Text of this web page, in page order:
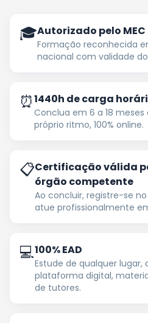
🎓Autorizado pelo MEC
Formação reconhecida
nacional com validade
⏰1440h de carga
Conclua em 6 a 18
próprio ritmo, 100% online.
📋Certificação válida
órgão competente
Ao concluir, registre-se
atue profissionalmente
💻100% EAD
Estude de qualquer lugar,
plataforma digital,
de tutores.